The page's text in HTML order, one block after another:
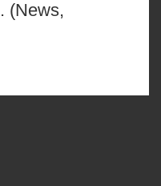
(News,